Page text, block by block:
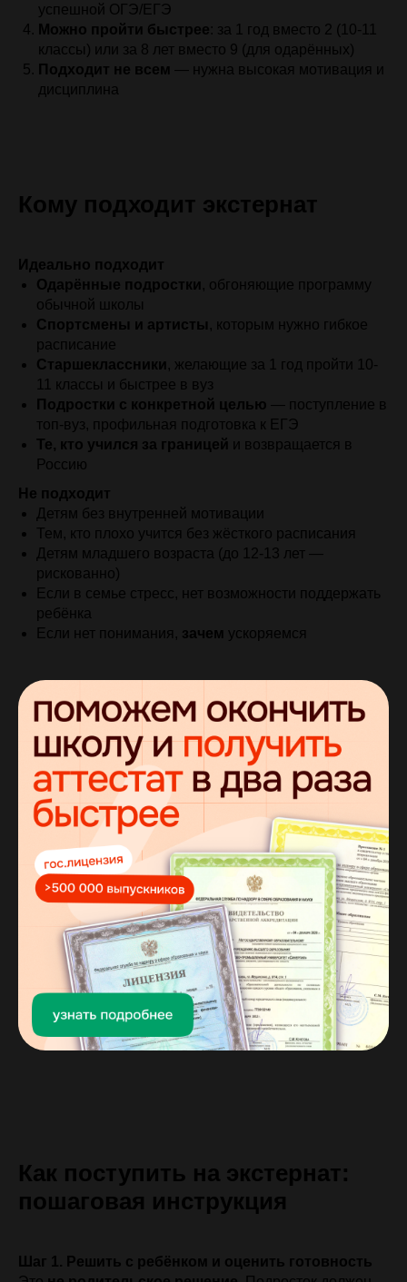
успешной ОГЭ/ЕГЭ
Можно пройти быстрее: за 1 год вместо 2 (10-11
классы) или за 8 лет вместо 9 (для одарённых)
Подходит не всем — нужна высокая мотивация и
дисциплина
Кому подходит экстернат
Идеально подходит
Одарённые подростки , обгоняющие программу
обычной школы
Спортсмены и артисты , которым нужно гибкое
расписание
Старшеклассники , желающие за 1 год пройти 10-
11 классы и быстрее в вуз
Подростки с конкретной целью — поступление в
топ-вуз, профильная подготовка к ЕГЭ
Те, кто учился за границей и возвращается в
Россию
Не подходит
Детям без внутренней мотивации
Тем, кто плохо учится без жёсткого расписания
Детям младшего возраста (до 12-13 лет —
рискованно)
Если в семье стресс, нет возможности поддержать
ребёнка
Если нет понимания, зачем ускоряемся
Как поступить на экстернат:
пошаговая инструкция
Шаг 1. Решить с ребёнком и оценить готовность